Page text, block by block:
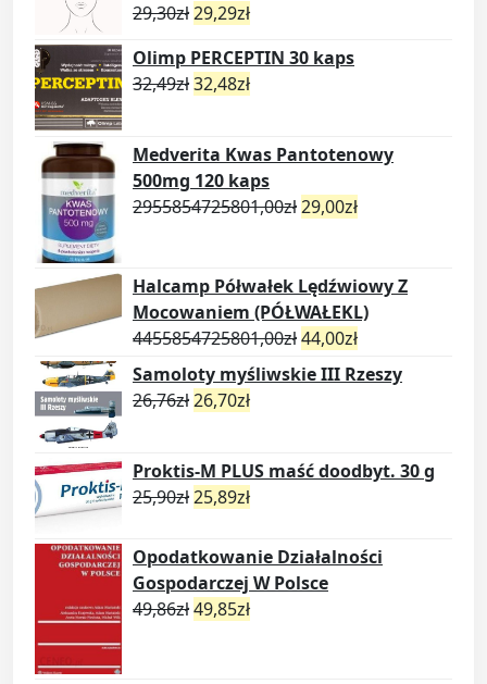
29,30zł29,29zł
Olimp PERCEPTIN 30 kaps
32,49zł32,48zł
Medverita Kwas Pantotenowy
500mg 120 kaps
2955854725801,00zł29,00zł
Halcamp Półwałek Lędźwiowy Z
Mocowaniem (PÓŁWAŁEKL)
4455854725801,00zł44,00zł
Samoloty myśliwskie III Rzeszy
26,76zł26,70zł
Proktis-M PLUS maść doodbyt. 30 g
25,90zł25,89zł
Opodatkowanie Działalności
Gospodarczej W Polsce
49,86zł49,85zł